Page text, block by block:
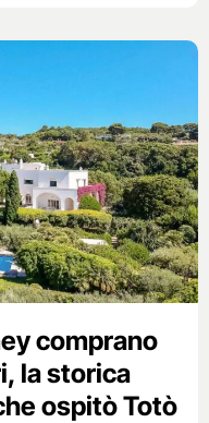
comprano
la storica
ospitò Totò